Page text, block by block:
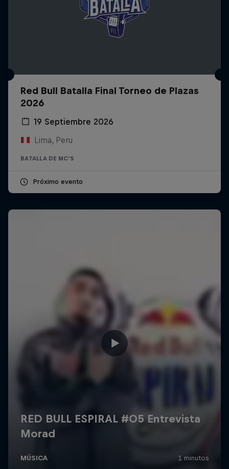
Red Bull Batalla Final Torneo de Plazas
2026
19 Septiembre 2026
Lima, Peru
BATALLA DE MC'S
Próximo evento